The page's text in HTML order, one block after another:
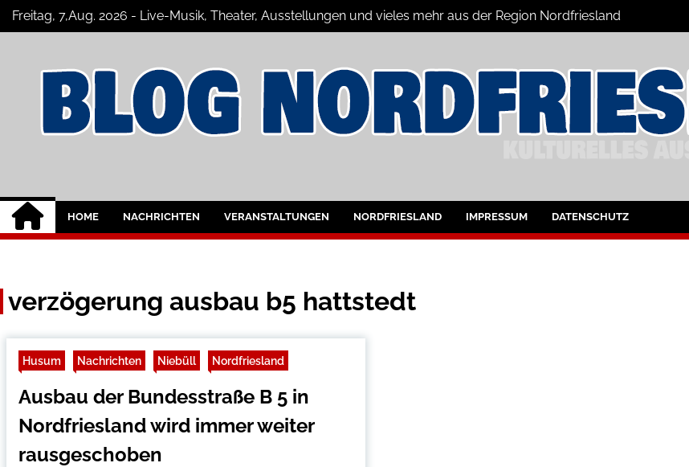
SkipFreitag, 7,Aug. 2026 - Live-Musik, Theater, Ausstellungen und vieles mehr aus der Region Nordfriesland
Nordfriesland Online
Der Blog mit Nachrichten und Veranstaltungen für Nordfriesland und Husum
HOME NACHRICHTEN VERANSTALTUNGEN NORDFRIESLAND IMPRESSUM DATENSCHUTZ
verzögerung ausbau b5 hattstedt
Husum Nachrichten Niebüll Nordfriesland
Ausbau der Bundesstraße B 5 in
Nordfriesland wird immer weiter
rausgeschoben